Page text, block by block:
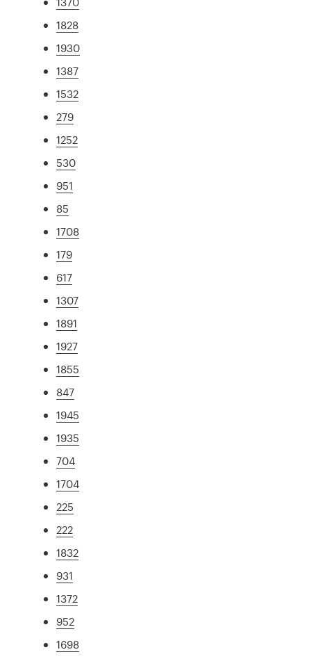
1828
1930
1387
1532
279
1252
530
951
85
1708
179
617
1307
1891
1927
1855
847
1945
1935
704
1704
225
222
1832
931
1372
952
1698